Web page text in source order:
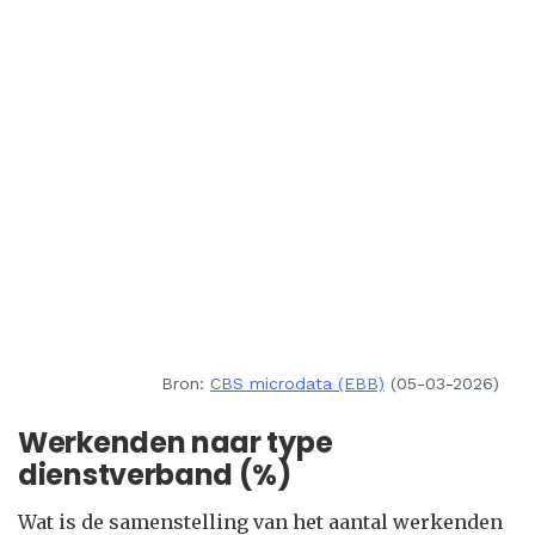
Bron: CBS microdata (EBB) (05-03-2026)
Werkenden naar type
dienstverband (%)
Wat is de samenstelling van het aantal werkenden